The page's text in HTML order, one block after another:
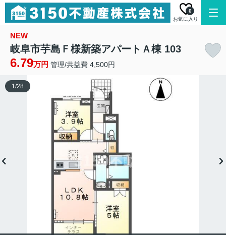
お気に入り
0
NEW
岐阜市芋島Ｆ様新築アパートＡ棟 103
6.79万円 管理/共益費 4,500円
1/28